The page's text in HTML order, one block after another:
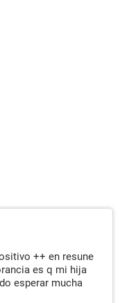
++ en resune
es q mi hija
esperar mucha